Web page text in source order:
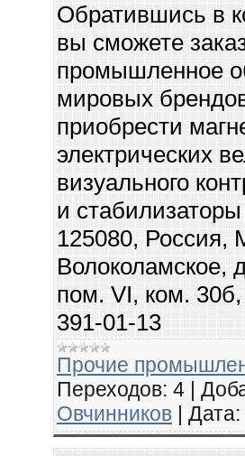
Обратившись в
вы сможете
промышленное
мировых
приобрести
электрических
визуального
и
125080, Россия,
Волоколамское,
пом. VI, ком.
391-01-13
Прочие
Переходов: 4
Овчинников
Дата: